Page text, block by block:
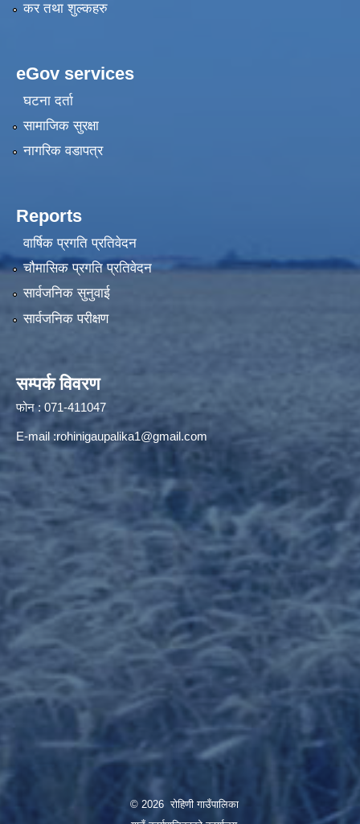
कर तथा शुल्कहरु
eGov services
घटना दर्ता
सामाजिक सुरक्षा
नागरिक वडापत्र
Reports
वार्षिक प्रगति प्रतिवेदन
चौमासिक प्रगति प्रतिवेदन
सार्वजनिक सुनुवाई
सार्वजनिक परीक्षण
सम्पर्क विवरण
फोन : 071-411047
E-mail :rohinigaupalika1@gmail.com
© 2026 रोहिणी गाउँपालिका